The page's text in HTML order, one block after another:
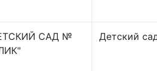
САД №
Детский